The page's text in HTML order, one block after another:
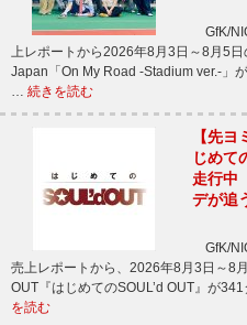
GfK/
上レポートから2026年8月3日～8月5
Japan「On My Road -Stadium ver.-」
… 続きを読む
【先
じめて
走行中
デが追
GfK/
売上レポートから、2026年8月3日～8
OUT『はじめてのSOUL’d OUT』が
を読む